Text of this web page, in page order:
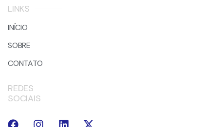
LINKS
INÍCIO
SOBRE
CONTATO
REDES
SOCIAIS